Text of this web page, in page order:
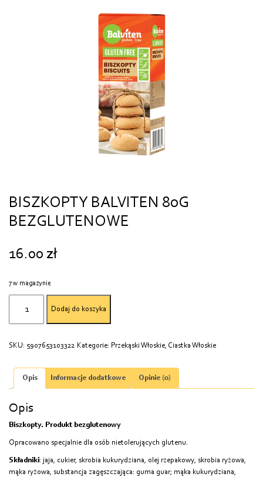
BISZKOPTY BALVITEN 80G
BEZGLUTENOWE
16.00 zł
7 w magazynie
BISZKOPTY
BALVITEN
BEZGLUTENOWE
Dodaj do koszyka
SKU: 5907653103322 Kategorie: Przekąski Włoskie, Ciastka Włoskie
Opis Informacje dodatkowe Opinie (0)
Opis
Biszkopty. Produkt bezglutenowy
Opracowano specjalnie dla osób nietolerujących glutenu.
Składniki: jaja, cukier, skrobia kukurydziana, olej rzepakowy, skrobia ryżowa,
mąka ryżowa, substancja zagęszczająca: guma guar; mąka kukurydziana,